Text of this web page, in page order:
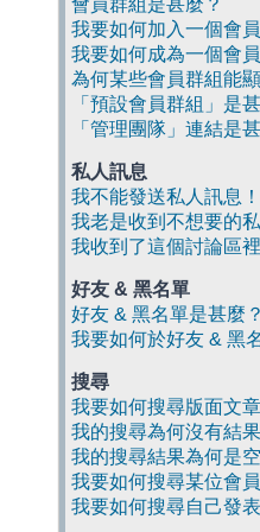
會員群組是甚麼？
我要如何加入一個會
我要如何成為一個會
為何某些會員群組能
「預設會員群組」是
「管理團隊」連結是
私人訊息
我不能發送私人訊息！
我老是收到不想要的私
我收到了這個討論區
好友 & 黑名單
好友 & 黑名單是甚麼？
我要如何於好友 & 黑
搜尋
我要如何搜尋版面文
我的搜尋為何沒有結
我的搜尋結果為何是
我要如何搜尋某位會
我要如何搜尋自己發